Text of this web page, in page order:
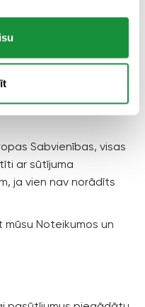
ar Express piegādi
laiks parasti ir
izsekošanas kodu, lai
Sabvienības, visas
ar sūtījuma
ja vien nav norādīts
Noteikumos un